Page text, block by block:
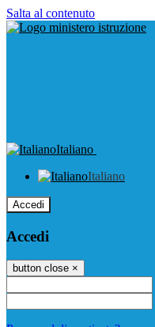
Salta al contenuto
Italiano
Italiano
Accedi
Accedi
button close ×